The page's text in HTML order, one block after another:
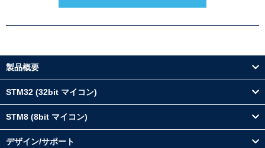
製品概要
STM32 (32bit マイコン)
STM8 (8bit マイコン)
デザイン/サポート